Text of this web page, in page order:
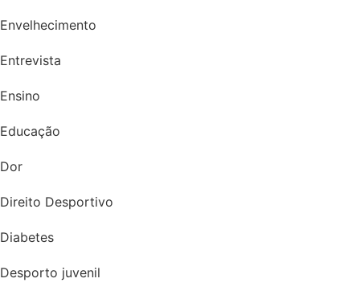
Envelhecimento
Entrevista
Ensino
Educação
Dor
Direito Desportivo
Diabetes
Desporto juvenil